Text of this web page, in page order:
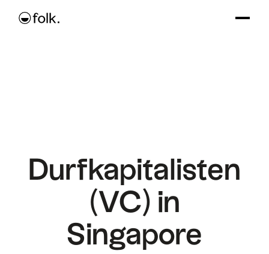
Durfkapitalisten
(VC) in
Singapore